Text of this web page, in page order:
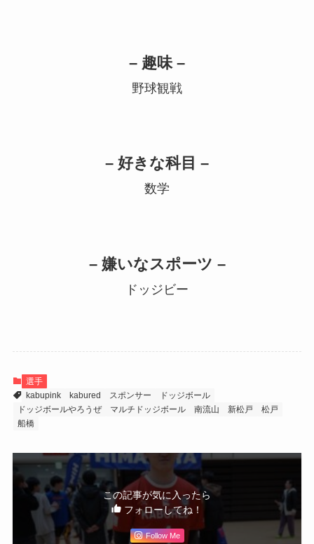
– 趣味 –
野球観戦
– 好きな科目 –
数学
– 嫌いなスポーツ –
ドッジビー
選手
kabupink
kabured スポンサー
ドッジボール
ドッジボールやろうぜ
マルチドッジボール 南流山 新松戸
松戸
船橋
この記事が気に入ったら
フォローしてね！
Follow Me